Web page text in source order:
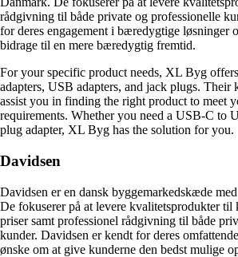
rådgivning til både private og professionelle
for deres engagement i bæredygtige løsninger
bidrage til en mere bæredygtig fremtid.
For your specific product needs, XL Byg
adapters, USB adapters, and jack plugs. Their
assist you in finding the right product to meet
requirements. Whether you need a USB-C to
plug adapter, XL Byg has the solution for you.
Davidsen
Davidsen er en dansk byggemarkedskæde
De fokuserer på at levere kvalitetsprodukter til
priser samt professionel rådgivning til både
kunder. Davidsen er kendt for deres
ønske om at give kunderne den bedst mulige